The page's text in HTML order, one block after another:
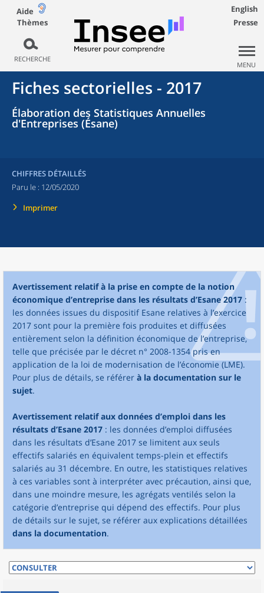
Aide
Thèmes
RECHERCHE
English
Presse
MENU
Fiches sectorielles - 2017
Élaboration des Statistiques Annuelles
d'Entreprises (Ésane)
CHIFFRES DÉTAILLÉS
Paru le : 12/05/2020
Imprimer
Avertissement relatif à la prise en compte de la notion
économique d’entreprise dans les résultats d’Esane 2017 :
les données issues du dispositif Esane relatives à l’exercice
2017 sont pour la première fois produites et diffusées
entièrement selon la définition économique de l’entreprise,
telle que précisée par le décret n° 2008-1354 pris en
application de la loi de modernisation de l’économie (LME).
Pour plus de détails, se référer à la documentation sur le
sujet.
Avertissement relatif aux données d’emploi dans les
résultats d’Esane 2017 : les données d’emploi diffusées
dans les résultats d’Esane 2017 se limitent aux seuls
effectifs salariés en équivalent temps-plein et effectifs
salariés au 31 décembre. En outre, les statistiques relatives
à ces variables sont à interpréter avec précaution, ainsi que,
dans une moindre mesure, les agrégats ventilés selon la
catégorie d’entreprise qui dépend des effectifs. Pour plus
de détails sur le sujet, se référer aux explications détaillées
dans la documentation.